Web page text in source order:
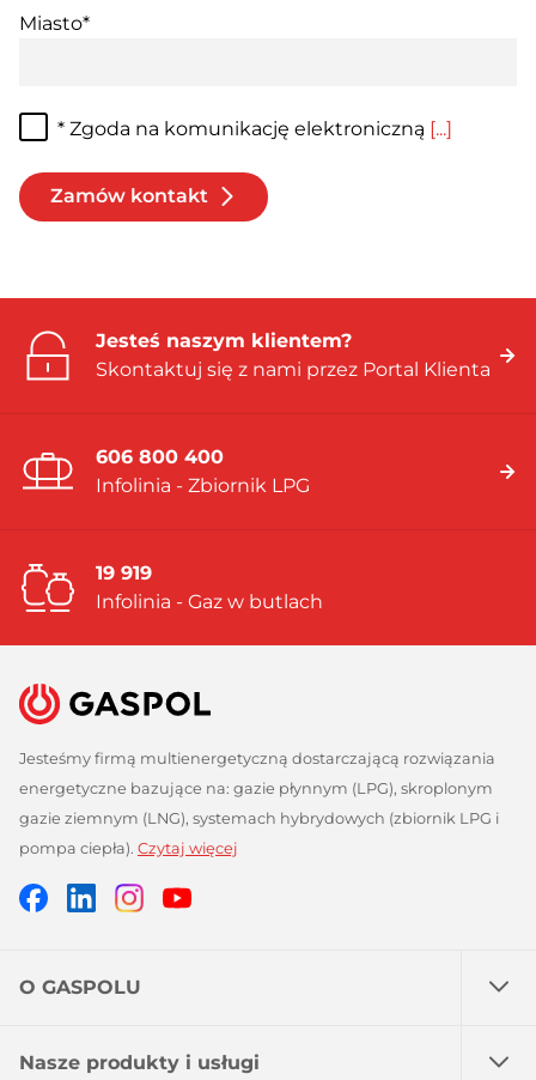
Miasto*
* Zgoda na komunikację elektroniczną [...]
Zamów kontakt
Jesteś naszym klientem?
Skontaktuj się z nami przez Portal Klienta
606 800 400
Infolinia - Zbiornik LPG
19 919
Infolinia - Gaz w butlach
Jesteśmy firmą multienergetyczną dostarczającą rozwiązania
energetyczne bazujące na: gazie płynnym (LPG), skroplonym
gazie ziemnym (LNG), systemach hybrydowych (zbiornik LPG i
pompa ciepła). Czytaj więcej
FacebookLinkedinInstagram
O GASPOLU
Nasze produkty i usługi